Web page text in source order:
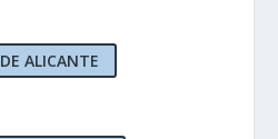
ALICANTE